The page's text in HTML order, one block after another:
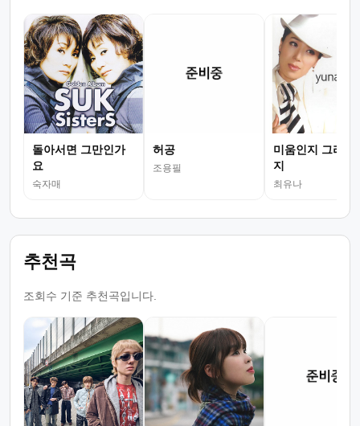
돌아서면 그만인가
요
숙자매
허공
조용필
미움인지 그리움
지
최유나
추천곡
조회수 기준 추천곡입니다.